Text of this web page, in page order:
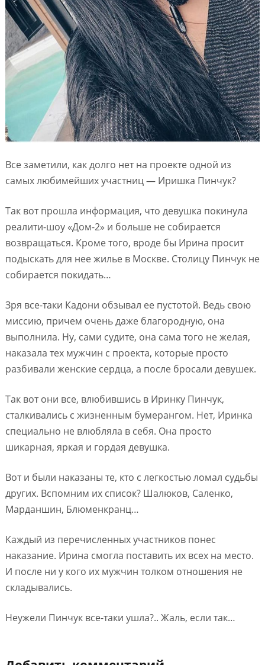
Все заметили, как долго нет на проекте одной из
самых любимейших участниц — Иришка Пинчук?
Так вот прошла информация, что девушка покинула
реалити-шоу «Дом-2» и больше не собирается
возвращаться. Кроме того, вроде бы Ирина просит
подыскать для нее жилье в Москве. Столицу Пинчук не
собирается покидать…
Зря все-таки Кадони обзывал ее пустотой. Ведь свою
миссию, причем очень даже благородную, она
выполнила. Ну, сами судите, она сама того не желая,
наказала тех мужчин с проекта, которые просто
разбивали женские сердца, а после бросали девушек.
Так вот они все, влюбившись в Иринку Пинчук,
сталкивались с жизненным бумерангом. Нет, Иринка
специально не влюбляла в себя. Она просто
шикарная, яркая и гордая девушка.
Вот и были наказаны те, кто с легкостью ломал судьбы
других. Вспомним их список? Шалюков, Саленко,
Марданшин, Блюменкранц…
Каждый из перечисленных участников понес
наказание. Ирина смогла поставить их всех на место.
И после ни у кого их мужчин толком отношения не
складывались.
Неужели Пинчук все-таки ушла?.. Жаль, если так…